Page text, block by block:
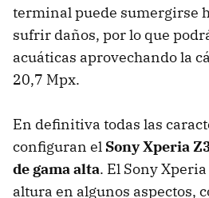
terminal puede sumergirse
sufrir daños, por lo que
acuáticas aprovechando la
20,7 Mpx.
En definitiva todas las
configuran el Sony Xperia
de gama alta. El Sony
altura en algunos aspectos,